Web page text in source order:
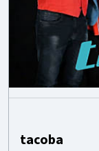
tacoba